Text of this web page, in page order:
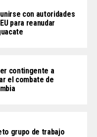
con autoridades
para reanudar
contingente a
el combate de
grupo de trabajo